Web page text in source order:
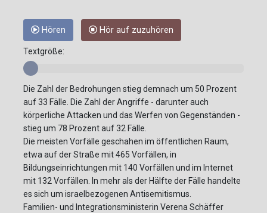
Hören Hör auf zuzuhören
Textgröße:
Die Zahl der Bedrohungen stieg demnach um 50 Prozent
auf 33 Fälle. Die Zahl der Angriffe - darunter auch
körperliche Attacken und das Werfen von Gegenständen -
stieg um 78 Prozent auf 32 Fälle.
Die meisten Vorfälle geschahen im öffentlichen Raum,
etwa auf der Straße mit 465 Vorfällen, in
Bildungseinrichtungen mit 140 Vorfällen und im Internet
mit 132 Vorfällen. In mehr als der Hälfte der Fälle handelte
es sich um israelbezogenen Antisemitismus.
Familien- und Integrationsministerin Verena Schäffer